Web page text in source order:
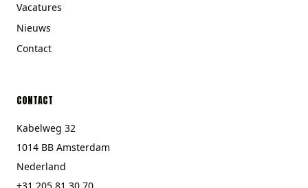
Vacatures
Nieuws
Contact
CONTACT
Kabelweg 32
1014 BB Amsterdam
Nederland